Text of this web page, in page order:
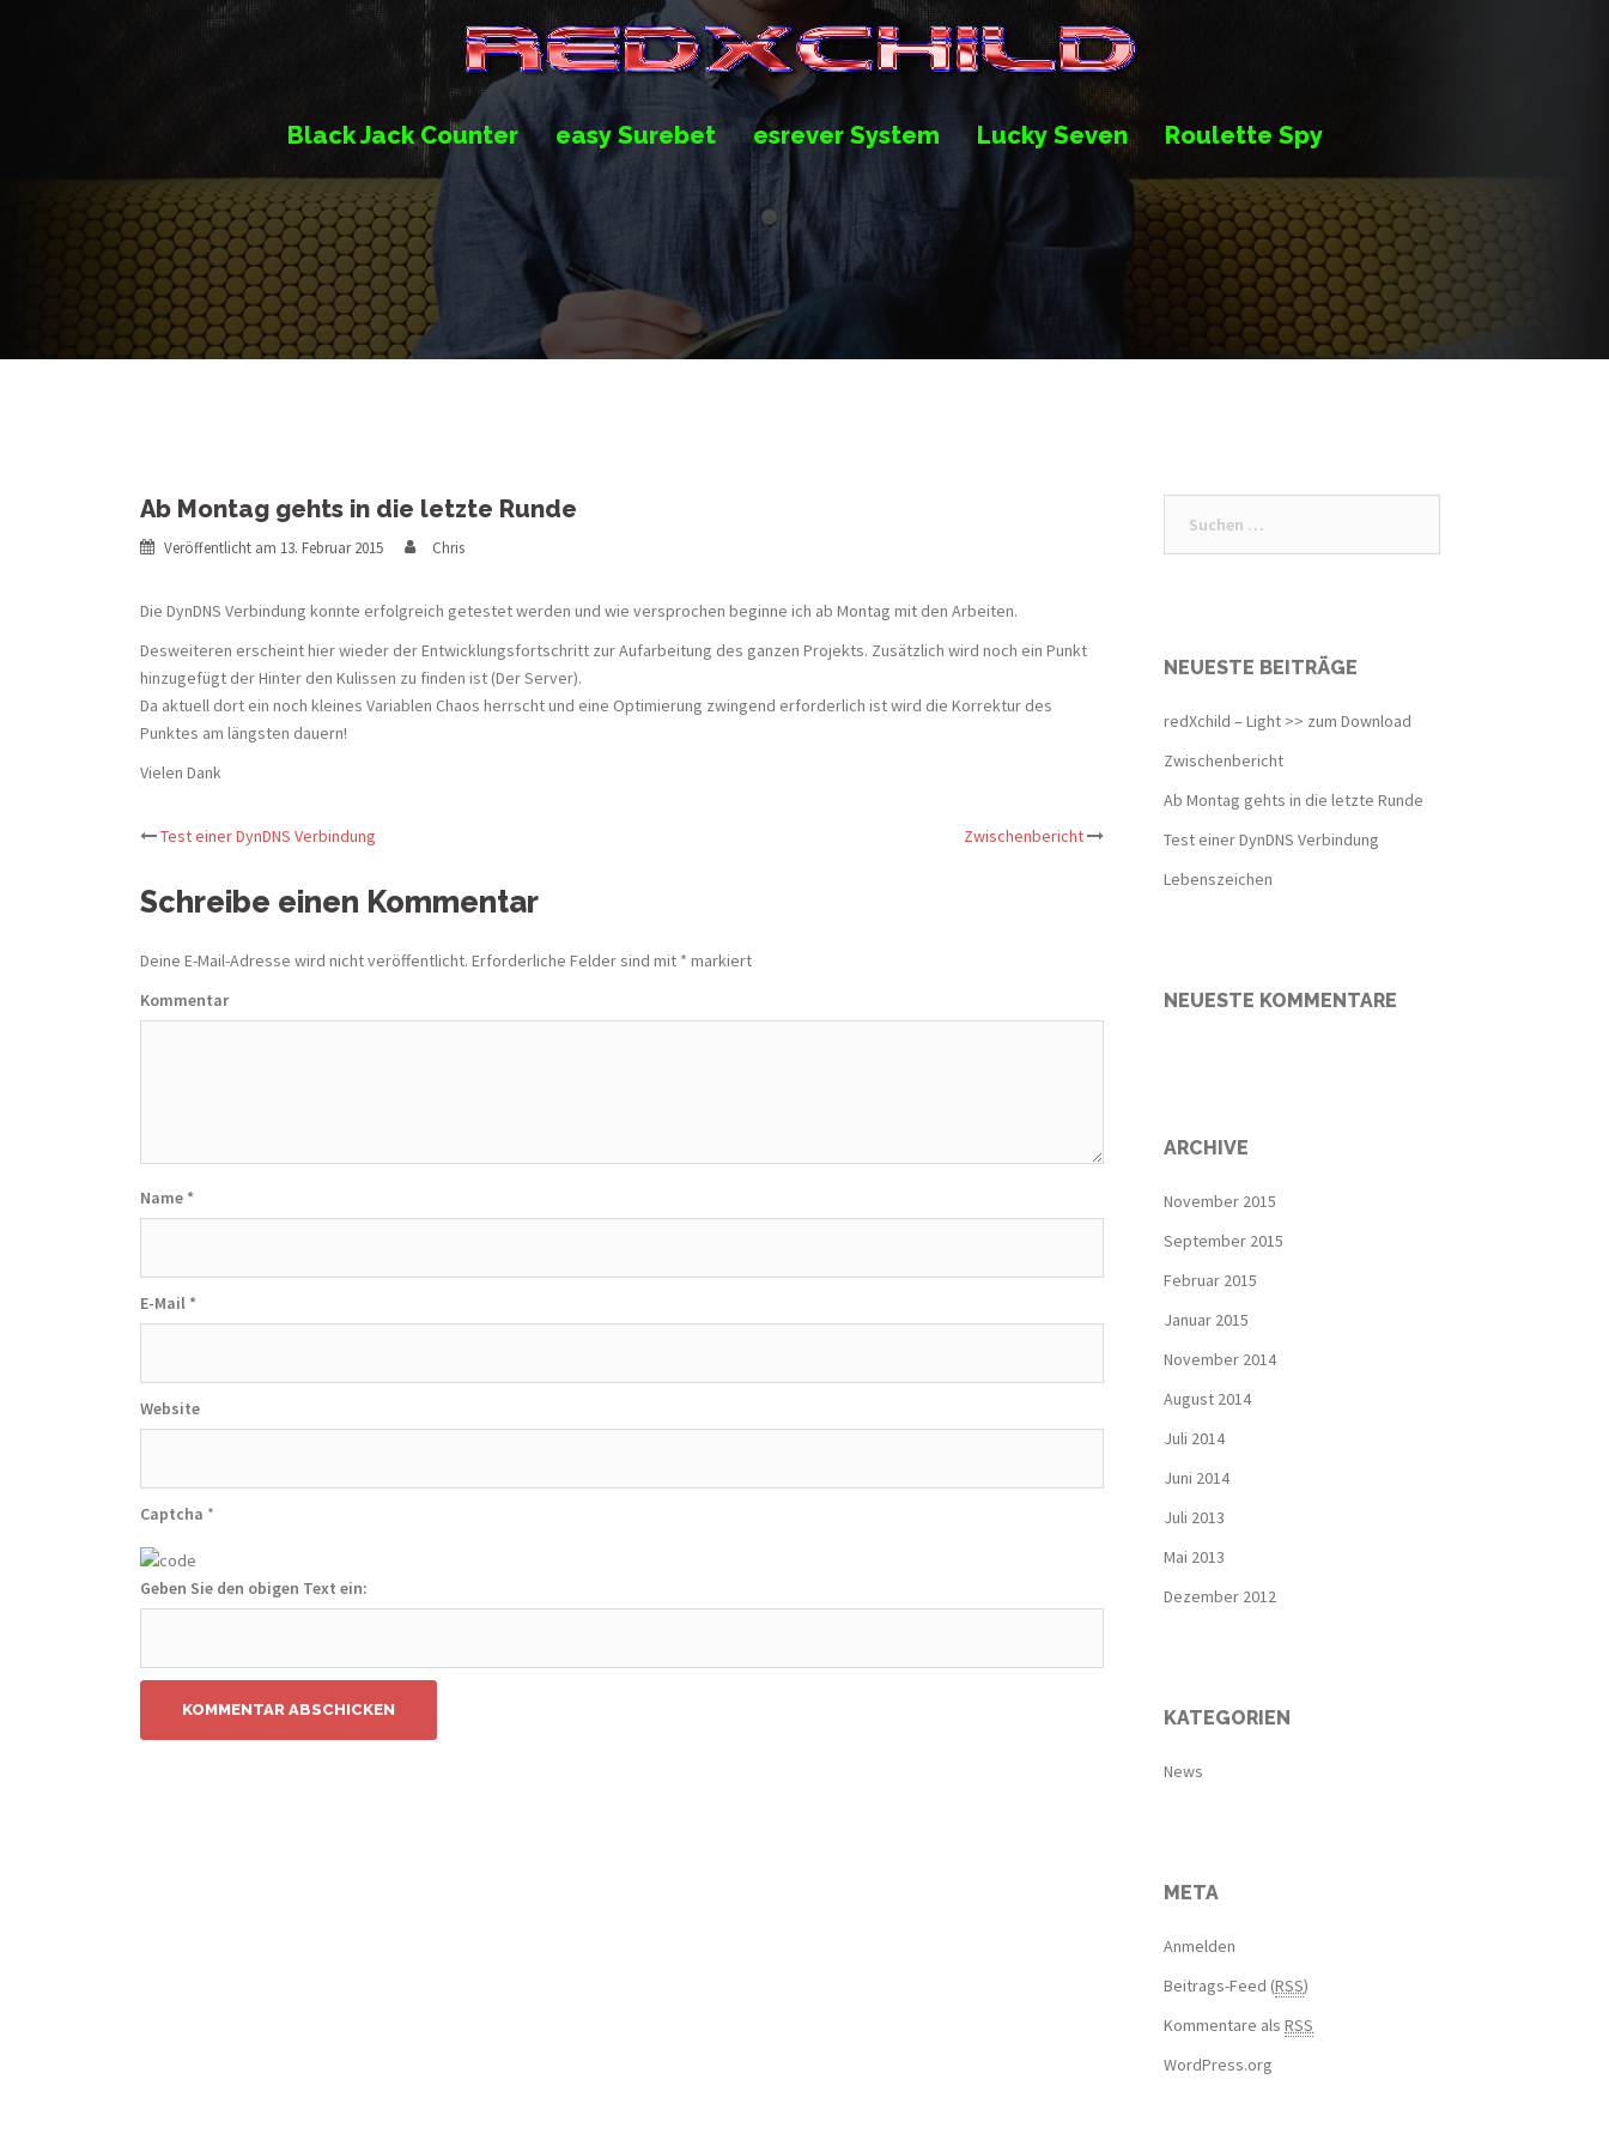
Black Jack Counter easy Surebet esrever System Lucky Seven Roulette Spy
Ab Montag gehts in die letzte Runde
Veröffentlicht am 13. Februar 2015 Chris
Die DynDNS Verbindung konnte erfolgreich getestet werden und wie versprochen beginne ich ab Montag mit den Arbeiten.
Desweiteren erscheint hier wieder der Entwicklungsfortschritt zur Aufarbeitung des ganzen Projekts. Zusätzlich wird noch ein Punkt
hinzugefügt der Hinter den Kulissen zu finden ist (Der Server).
Da aktuell dort ein noch kleines Variablen Chaos herrscht und eine Optimierung zwingend erforderlich ist wird die Korrektur des
Punktes am längsten dauern!
Vielen Dank
Beitrags-
Navigation
Test einer DynDNS Verbindung Zwischenbericht
Schreibe einen Kommentar
Deine E-Mail-Adresse wird nicht veröffentlicht. Erforderliche Felder sind mit * markiert
Kommentar
Name *
E-Mail *
Website
Captcha *
Geben Sie den obigen Text ein:
nach:
NEUESTE BEITRÄGE
redXchild – Light >> zum Download
Zwischenbericht
Ab Montag gehts in die letzte Runde
Test einer DynDNS Verbindung
Lebenszeichen
NEUESTE KOMMENTARE
ARCHIVE
November 2015
September 2015
Februar 2015
Januar 2015
November 2014
August 2014
Juli 2014
Juni 2014
Juli 2013
Mai 2013
Dezember 2012
KATEGORIEN
News
META
Anmelden
Beitrags-Feed (RSS)
Kommentare als RSS
WordPress.org